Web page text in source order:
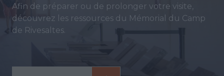
Afin de préparer ou de prolonger votre visite,
découvrez les ressources du Mémorial du Camp
de Rivesaltes.